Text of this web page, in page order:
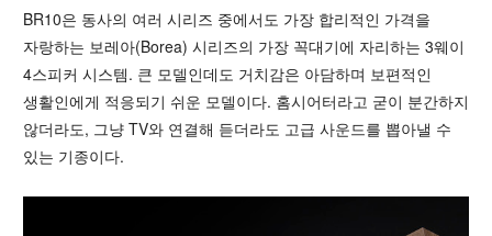
BR10은 동사의 여러 시리즈 중에서도 가장 합리적인 가격을
자랑하는 보레아(Borea) 시리즈의 가장 꼭대기에 자리하는 3웨이
4스피커 시스템. 큰 모델인데도 거치감은 아담하며 보편적인
생활인에게 적응되기 쉬운 모델이다. 홈시어터라고 굳이 분간하지
않더라도, 그냥 TV와 연결해 듣더라도 고급 사운드를 뽑아낼 수
있는 기종이다.